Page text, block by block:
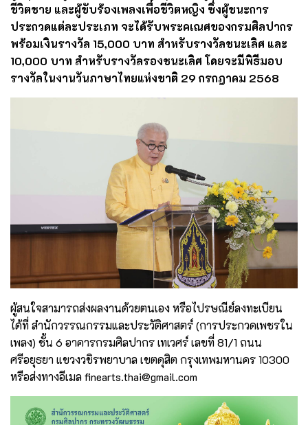
ชีวิตชาย และผู้ขับร้องเพลงเพื่อชีวิตหญิง ซึ่งผู้ชนะการ
ประกวดแต่ละประเภท จะได้รับพระคเณศของกรมศิลปากร
พร้อมเงินรางวัล 15,000 บาท สำหรับรางวัลชนะเลิศ และ
10,000 บาท สำหรับรางวัลรองชนะเลิศ โดยจะมีพิธีมอบ
รางวัลในงานวันภาษาไทยแห่งชาติ 29 กรกฎาคม 2568
ผู้สนใจสามารถส่งผลงานด้วยตนเอง หรือไปรษณีย์ลงทะเบียน
ได้ที่ สำนักวรรณกรรมและประวัติศาสตร์ (การประกวดเพชรใน
เพลง) ชั้น 6 อาคารกรมศิลปากร เทเวศร์ เลขที่ 81/1 ถนน
ศรีอยุธยา แขวงวชิรพยาบาล เขตดุสิต กรุงเทพมหานคร 10300
หรือส่งทางอีเมล finearts.thai@gmail.com